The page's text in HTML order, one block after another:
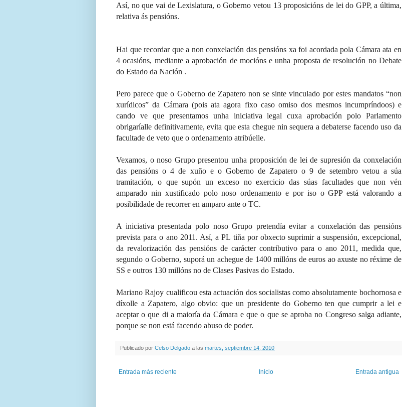
Así, no que vai de Lexislatura, o Goberno vetou 13 proposicións de lei do GPP, a última,
relativa ás pensións.
Hai que recordar que a non conxelación das pensións xa foi acordada pola Cámara ata en
4 ocasións, mediante a aprobación de mocións e unha proposta de resolución no Debate
do Estado da Nación .
Pero parece que o Goberno de Zapatero non se sinte vinculado por estes mandatos “non
xurídicos” da Cámara (pois ata agora fixo caso omiso dos mesmos incumpríndoos) e
cando ve que presentamos unha iniciativa legal cuxa aprobación polo Parlamento
obrigaríalle definitivamente, evita que esta chegue nin sequera a debaterse facendo uso da
facultade de veto que o ordenamento atribúelle.
Vexamos, o noso Grupo presentou unha proposición de lei de supresión da conxelación
das pensións o 4 de xuño e o Goberno de Zapatero o 9 de setembro vetou a súa
tramitación, o que supón un exceso no exercicio das súas facultades que non vén
amparado nin xustificado polo noso ordenamento e por iso o GPP está valorando a
posibilidade de recorrer en amparo ante o TC.
A iniciativa presentada polo noso Grupo pretendía evitar a conxelación das pensións
prevista para o ano 2011. Así, a PL tiña por obxecto suprimir a suspensión, excepcional,
da revalorización das pensións de carácter contributivo para o ano 2011, medida que,
segundo o Goberno, suporá un achegue de 1400 millóns de euros ao axuste no réxime de
SS e outros 130 millóns no de Clases Pasivas do Estado.
Mariano Rajoy cualificou esta actuación dos socialistas como absolutamente bochornosa e
díxolle a Zapatero, algo obvio: que un presidente do Goberno ten que cumprir a lei e
aceptar o que di a maioría da Cámara e que o que se aproba no Congreso salga adiante,
porque se non está facendo abuso de poder.
Publicado por Celso Delgado a las martes, septiembre 14, 2010
Entrada más reciente Entrada antigua
Inicio